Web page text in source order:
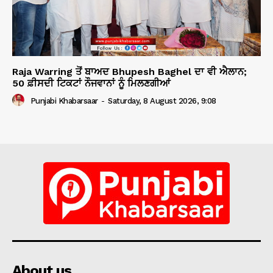
Raja Warring ਤੋਂ ਬਾਅਦ Bhupesh Baghel ਦਾ ਵੀ ਐਲਾਨ;
50 ਫ਼ੀਸਦੀ ਟਿਕਟਾਂ ਨੌਜਵਾਨਾਂ ਨੂੰ ਮਿਲਣਗੀਆਂ
Punjabi Khabarsaar - Saturday, 8 August 2026, 9:08